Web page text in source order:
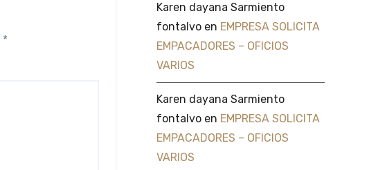
*
Karen dayana Sarmiento
fontalvoen EMPRESA SOLICITA
EMPACADORES – OFICIOS
VARIOS
Karen dayana Sarmiento
fontalvoen EMPRESA SOLICITA
EMPACADORES – OFICIOS
VARIOS